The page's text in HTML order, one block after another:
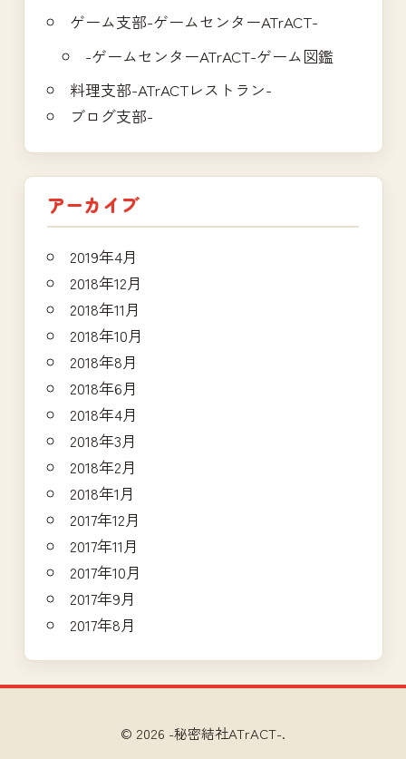
ゲーム支部-ゲームセンターATrACT-
-ゲームセンターATrACT-ゲーム図鑑
料理支部-ATrACTレストラン-
ブログ支部-
アーカイブ
2019年4月
2018年12月
2018年11月
2018年10月
2018年8月
2018年6月
2018年4月
2018年3月
2018年2月
2018年1月
2017年12月
2017年11月
2017年10月
2017年9月
2017年8月
© 2026 -秘密結社ATrACT-.